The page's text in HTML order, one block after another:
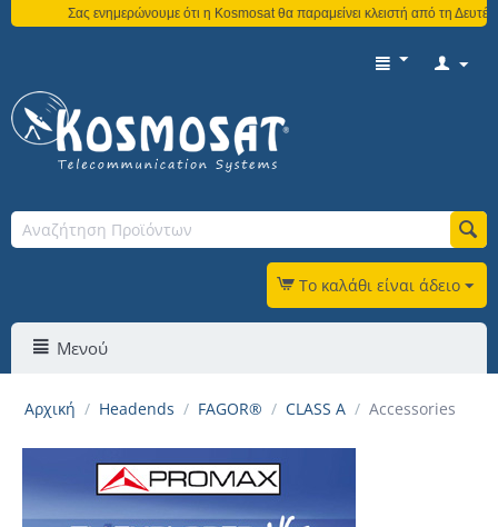
Σας ενημερώνουμε ότι η Kosmosat θα παραμείνει κλειστή από τη
Το καλάθι είναι άδειο
Μενού
Αρχική / Headends / FAGOR® / CLASS A / Accessories